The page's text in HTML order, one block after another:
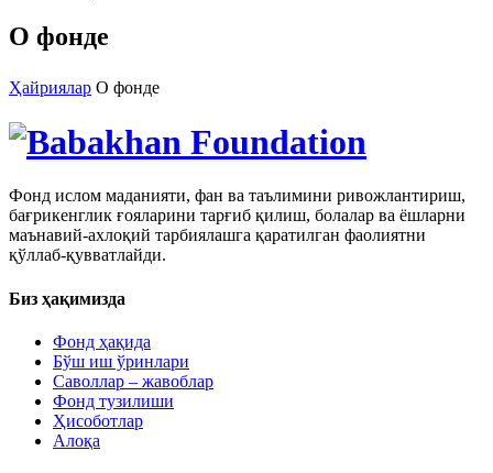
О фонде
Ҳайриялар О фонде
Фонд ислом маданияти, фан ва таълимини ривожлантириш,
бағрикенглик ғояларини тарғиб қилиш, болалар ва ёшларни
маънавий-ахлоқий тарбиялашга қаратилган фаолиятни
қўллаб-қувватлайди.
Биз ҳақимизда
Фонд ҳақида
Бўш иш ўринлари
Саволлар – жавоблар
Фонд тузилиши
Ҳисоботлар
Алоқа